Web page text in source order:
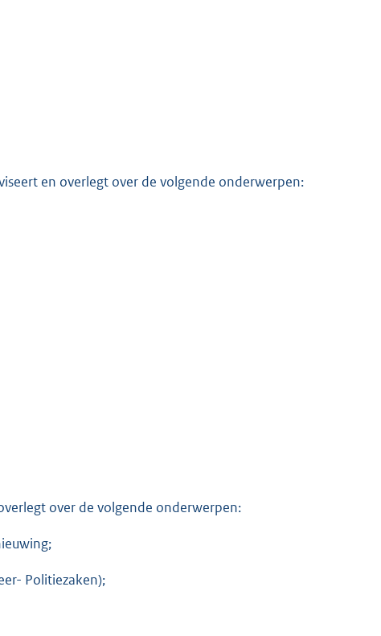
en overlegt over de volgende onderwerpen:
over de volgende onderwerpen:
Politiezaken);